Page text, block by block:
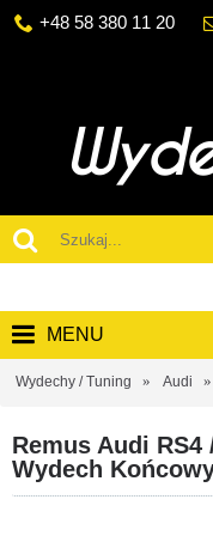
+48 58 380 11 20
MENU
Wydechy / Tuning Audi
Remus Audi RS4
Wydech